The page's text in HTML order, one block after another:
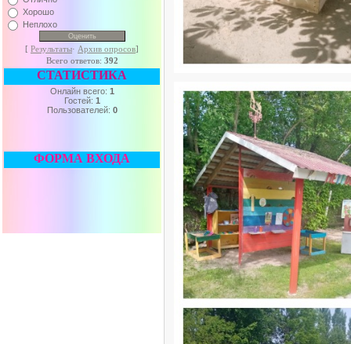
Хорошо
Неплохо
[ Результаты· Архив опросов]
Всего ответов: 392
СТАТИСТИКА
Онлайн всего: 1
Гостей: 1
Пользователей: 0
ФОРМА ВХОДА